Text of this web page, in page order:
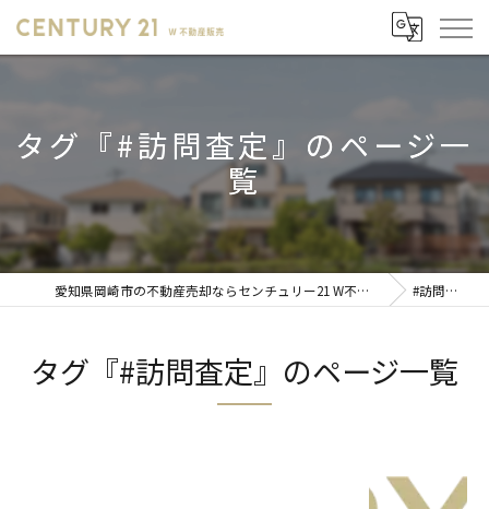
タグ『#訪問査定』のページ一
覧
愛知県岡崎市の不動産売却ならセンチュリー21 W不動産販売 #訪問査定
タグ『#訪問査定』のページ一覧